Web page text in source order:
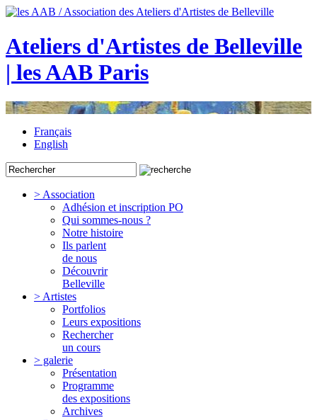
Ateliers d'Artistes de Belleville
| les AAB Paris
Français
English
> Association
Adhésion et inscription PO
Qui sommes-nous ?
Notre histoire
Ils parlent
de nous
Découvrir
Belleville
> Artistes
Portfolios
Leurs expositions
Rechercher
un cours
> galerie
Présentation
Programme
des expositions
Archives